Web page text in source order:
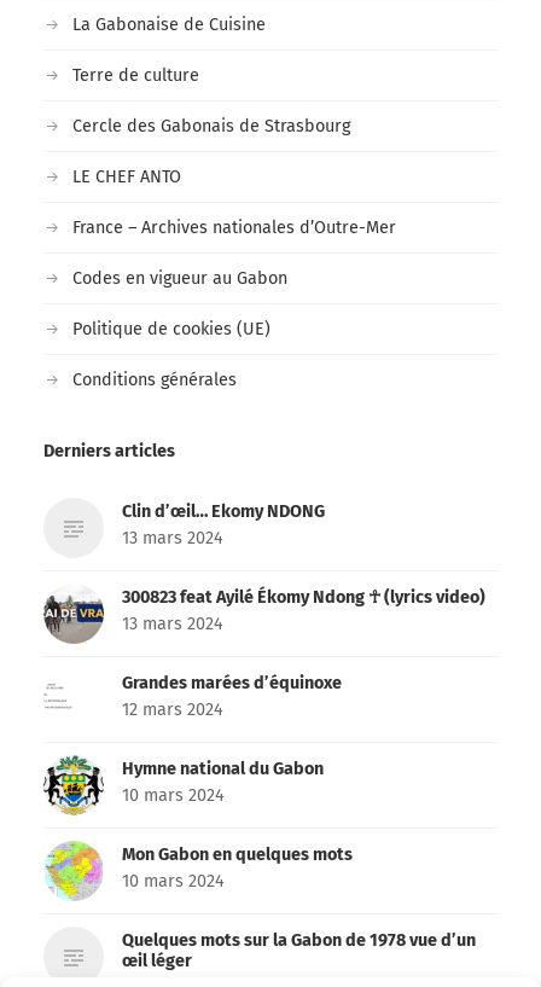
La Gabonaise de Cuisine
Terre de culture
Cercle des Gabonais de Strasbourg
LE CHEF ANTO
France – Archives nationales d’Outre-Mer
Codes en vigueur au Gabon
Politique de cookies (UE)
Conditions générales
Derniers articles
Clin d’œil… Ekomy NDONG
13 mars 2024
300823 feat Ayilé Ékomy Ndong ☥ (lyrics video)
13 mars 2024
Grandes marées d’équinoxe
12 mars 2024
Hymne national du Gabon
10 mars 2024
Mon Gabon en quelques mots
10 mars 2024
Quelques mots sur la Gabon de 1978 vue d’un
œil léger